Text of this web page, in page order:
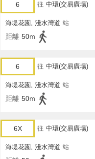
6 往 中環(交易廣場)
海堤花園, 淺水灣道 站
距離 50m
6 往 中環(交易廣場)
海堤花園, 淺水灣道 站
距離 50m
6X 往 中環(交易廣場)
海堤花園, 淺水灣道 站